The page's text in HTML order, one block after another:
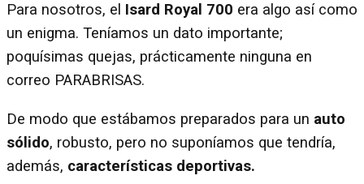
Para nosotros, el Isard Royal 700 era algo así como
un enigma. Teníamos un dato importante;
poquísimas quejas, prácticamente ninguna en
correo PARABRISAS.
De modo que estábamos preparados para un auto
sólido, robusto, pero no suponíamos que tendría,
además, características deportivas.